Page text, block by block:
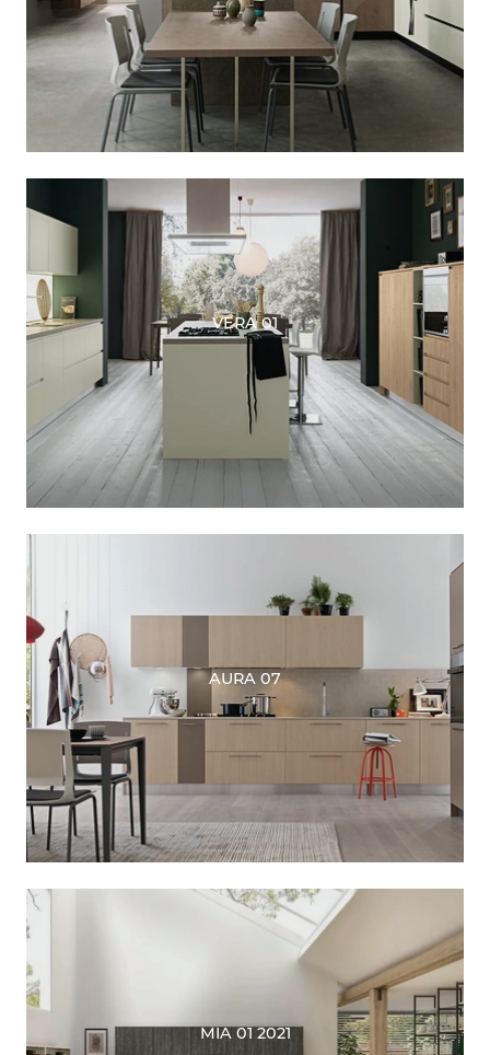
VERA 01
AURA 07
MIA 01 2021